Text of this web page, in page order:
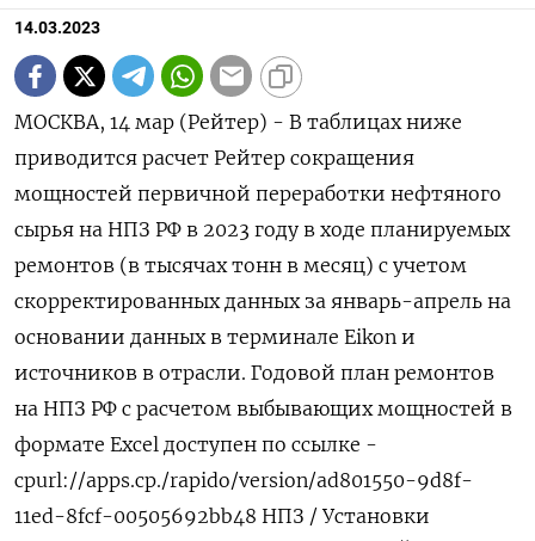
14.03.2023
МОСКВА, 14 мар (Рейтер) - В таблицах ниже приводится расчет Рейтер сокращения мощностей первичной переработки нефтяного сырья на НПЗ РФ в 2023 году в ходе планируемых ремонтов (в тысячах тонн в месяц) с учетом скорректированных данных за январь-апрель на основании данных в терминале Eikon и источников в отрасли. Годовой план ремонтов на НПЗ РФ с расчетом выбывающих мощностей в формате Excel доступен по ссылке - cpurl://apps.cp./rapido/version/ad801550-9d8f-11ed-8fcf-00505692bb48 НПЗ / Установки Мощность НПЗ, ЯНВ ФЕВ МАР АПР МАЙ ИЮН ИЮЛ АВГ СЕН ОКТ НОЯ ДЕК Суммарный простой Суммарный простой тыс.т./сут. НПЗ в 2023 г, в % к годовой тыс.тонн мощн. НПЗ РОСНЕФТЬ Ангарская НХК 29,1 640,2 462,0 1.102,2 10,4 Ачинский НПЗ 21,4 557,2 557,2 1.114,4 14,2 Комсомольский НПЗ 19,1 78,5 26,2 377,7 352,5 834,9 12,0 Куйбышевский НПЗ 20,0 40,1 339,8 599,7 619,7 509,9 2.109,2 28,9 Саратовский НПЗ 20,0 540,0 600,0 600,0 1.740,0 23,8 Новокуйбышевский НПЗ 23,6 18,9 123,0 141,9 1,6 Рязанская НПК 51,8 174,8 157,9 174,8 237,6 266,3 313,8 784,5 570,2 169,2 174,8 3.024,0 16,0 Сызранский НПЗ 24,2 221,0 199,6 221,0 213,9 221,0 213,9 221,0 221,0 607,4 751,4 316,6 221,0 3.629,1 41,0 Туапсинский НПЗ 34,3 137,2 137,2 1,1 Ново-Уфимский НПЗ 21,2 121,8 177,8 306,0 5,9 123,6 45,0 780,2 10,1 Уфанефтехим 27,1 265,7 240,0 265,7 171,3 248,5 25,7 1.216,8 12,3 Уфимский НПЗ 18,9 565,8 37,7 584,7 1.188,2 17,2 Итого Роснефть * 332,2 783,4 912,5 1.105,0 1.343,8 1.767,2 1.658,5 840,7 3.058,1 2.857,4 2.274,1 485,8 395,9 17.482,3 14,4 ЛУКОЙЛ Волгограднефтепереработка 46,6 63,8 118,4 557,7 508,5 130,2 134,5 134,5 130,2 134,5 130,2 134,5 2.177,1 12,8 Пермнефтеоргсинтез 37,1 246,1 287,1 533,1 3,9 Ухтанефтепереработка 17,7 144,0 144,0 2,2 Итого Лукойл 150,0 63,8 118,4 803,8 795,5 130,2 134,5 134,5 274,2 134,5 130,2 134,5 2.854,2 5,2 ГАЗПРОМНЕФТЬ Московский НПЗ 37,1 307,4 488,2 795,5 5,9 Омский НПЗ 63,5 50,9 127,3 279,5 133,1 590,8 2,5 Итого Газпромнефть * 122,1 50,9 298,7 221,5 71,5 279,5 440,5 488,2 1.850,7 4,2 Антипинский НПЗ 26,0 69,8 63,0 69,8 207,8 281,8 692,1 7,3 Астраханский ГПЗ 8,3 16,7 58,4 183,5 166,8 425,3 14,0 Афипский НПЗ 18,6 408,7 88,3 497,0 7,3 Газпромнефтехим Салават 28,6 411,4 171,4 582,8 5,6 Ильский НПЗ 18,4 3,6 15,6 44,7 113,1 176,9 2,6 Киришинефтеоргсинтез 57,4 145,8 445,5 502,9 1.094,2 5,2 Краснодарский НПЗ 8,6 56,0 112,0 124,0 4,0 128,6 120,0 544,5 17,4 Марийский НПЗ 4,3 75,1 49,3 124,4 7,9 НОВАТЭК Усть-Луга 17,1 85,7 85,7 171,4 2,7 Новошахтинский ЗНП 14,3 149,9 128,5 192,8 57,1 192,8 721,1 13,8 Орскнефтеоргсинтез 16,5 127,8 127,8 2,1 Сургутский ЗСК 11,4 342,9 342,9 8,2 ТАИФ-НК 20,9 520,0 520,0 6,8 Хабаровский НПЗ 14,3 199,9 195,1 395,1 7,6 Яйский НПЗ 9,4 160,3 141,5 301,8 8,8 Ярославнефтеоргсинтез 42,9 343,0 443,0 142,9 928,9 5,9